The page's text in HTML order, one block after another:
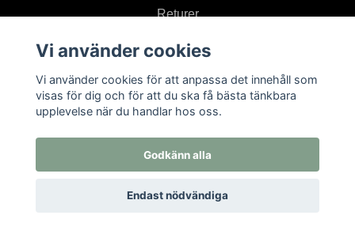
Returer
Prenumerera på vårt nyhetsbrev
© 2026 Textil i Od
Vi använder cookies
Vi använder cookies för att anpassa det innehåll som
visas för dig och för att du ska få bästa tänkbara
upplevelse när du handlar hos oss.
Godkänn alla
Endast nödvändiga